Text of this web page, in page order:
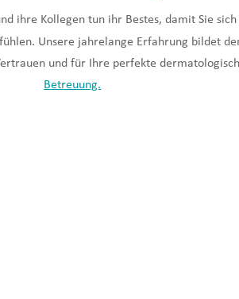
ihre Kollegen tun ihr Bestes, damit Sie
Unsere jahrelange Erfahrung bildet
und für Ihre perfekte
Betreuung.